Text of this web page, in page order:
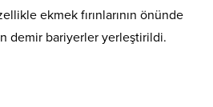
ekmek fırınlarının önünde
demir bariyerler yerleştirildi.